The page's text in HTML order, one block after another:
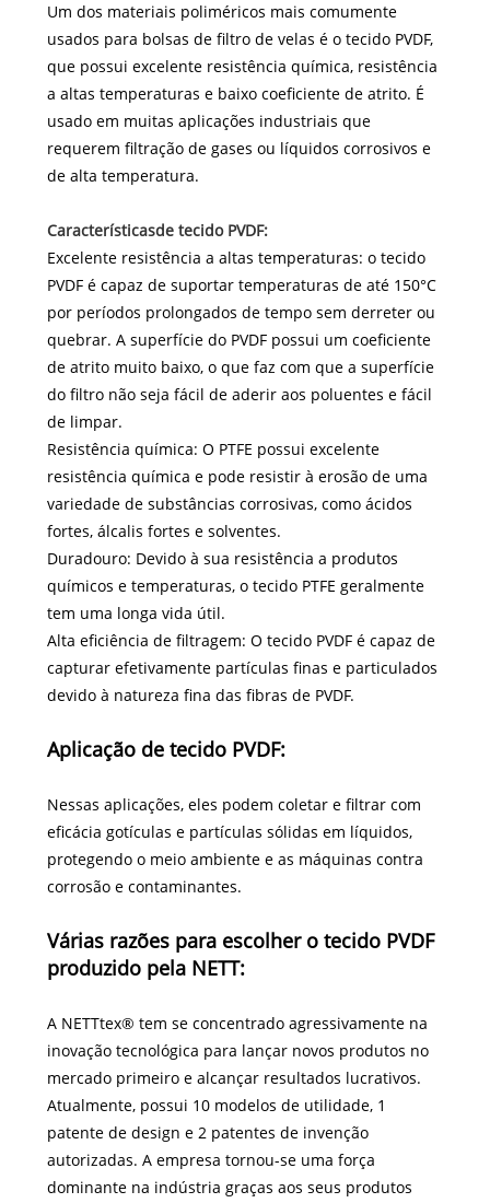
Um dos materiais poliméricos mais comumente
usados ​​​​para bolsas de filtro de velas é o tecido PVDF,
que possui excelente resistência química, resistência
a altas temperaturas e baixo coeficiente de atrito. É
usado em muitas aplicações industriais que
requerem filtração de gases ou líquidos corrosivos e
de alta temperatura.
Característicasde tecido PVDF:
Excelente resistência a altas temperaturas: o tecido
PVDF é capaz de suportar temperaturas de até 150°C
por períodos prolongados de tempo sem derreter ou
quebrar. A superfície do PVDF possui um coeficiente
de atrito muito baixo, o que faz com que a superfície
do filtro não seja fácil de aderir aos poluentes e fácil
de limpar.
Resistência química: O PTFE possui excelente
resistência química e pode resistir à erosão de uma
variedade de substâncias corrosivas, como ácidos
fortes, álcalis fortes e solventes.
Duradouro: Devido à sua resistência a produtos
químicos e temperaturas, o tecido PTFE geralmente
tem uma longa vida útil.
Alta eficiência de filtragem: O tecido PVDF é capaz de
capturar efetivamente partículas finas e particulados
devido à natureza fina das fibras de PVDF.
Aplicação de tecido PVDF:
Nessas aplicações, eles podem coletar e filtrar com
eficácia gotículas e partículas sólidas em líquidos,
protegendo o meio ambiente e as máquinas contra
corrosão e contaminantes.
Várias razões para escolher o tecido PVDF
produzido pela NETT:
A NETTtex® tem se concentrado agressivamente na
inovação tecnológica para lançar novos produtos no
mercado primeiro e alcançar resultados lucrativos.
Atualmente, possui 10 modelos de utilidade, 1
patente de design e 2 patentes de invenção
autorizadas. A empresa tornou-se uma força
dominante na indústria graças aos seus produtos